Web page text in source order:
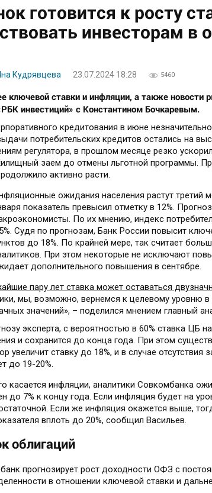
готовится к росту
инвесторам в
Кудрявцева 23.07.2024 18:28 5460
ключевой ставки и инфляции, а также новости
инвестиций» с Константином Бочкаревым.
кредитования в июне
потребительских кредитов остались на
регулятора, в прошлом месяце резко
заем до отмены льготной программы.
активно расти.
ожидания населения растут третий
показатель превысил отметку в 12%.
По их мнению, индекс
Судя по прогнозам, Банк России повысит
до 18%. По крайней мере, так считает
При этом некоторые не исключают
дополнительного повышения в сентябре.
пару лет ставка может оставаться
мы, возможно, вернемся к целевому уровню в
значений», – поделился мнением главный
эксперта, с вероятностью в 60% ставка ЦБ
и сохранится до конца года. При этом
увеличит ставку до 18%, и в случае
до 19-20%.
касается инфляции, аналитики Совкомбанка
до 7% к концу года. Если инфляция будет на
Если же инфляция окажется выше,
вплоть до 20%, сообщил Васильев.
облигаций
прогнозирует рост доходности ОФЗ с
в отношении ключевой ставки и